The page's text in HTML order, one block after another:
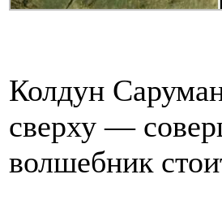
Колдун
сверху —
волшебник